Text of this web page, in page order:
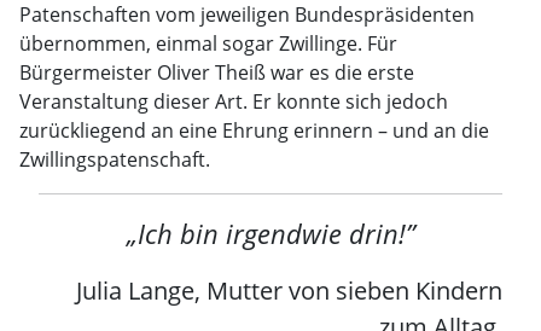
Patenschaften vom jeweiligen Bundespräsidenten
übernommen, einmal sogar Zwillinge. Für
Bürgermeister Oliver Theiß war es die erste
Veranstaltung dieser Art. Er konnte sich jedoch
zurückliegend an eine Ehrung erinnern – und an die
Zwillingspatenschaft.
„Ich bin irgendwie drin!”
Julia Lange, Mutter von sieben Kindern